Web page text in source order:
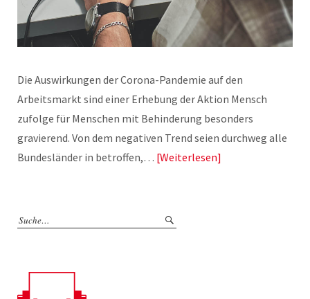
Die Auswirkungen der Corona-Pandemie auf den
Arbeitsmarkt sind einer Erhebung der Aktion Mensch
zufolge für Menschen mit Behinderung besonders
gravierend. Von dem negativen Trend seien durchweg alle
Bundesländer in betroffen,… Weiterlesen